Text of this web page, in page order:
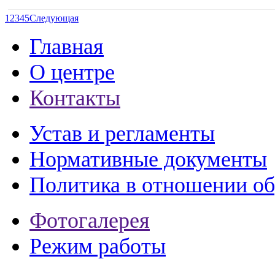
1 2345Следующая
Главная
О центре
Контакты
Устав и регламенты
Нормативные документы
Политика в отношении
Фотогалерея
Режим работы